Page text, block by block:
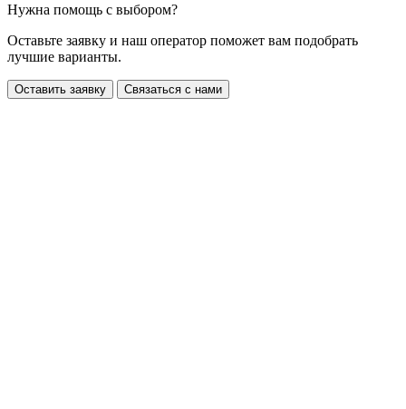
Нужна помощь с выбором?
Оставьте заявку и наш оператор поможет вам подобрать
лучшие варианты.
Оставить заявку Связаться с нами